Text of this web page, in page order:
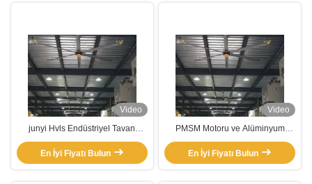
Video
junyi Hvls Endüstriyel Tavan
Ventilatörü Soğutma
Havalandırma Egzoz Ventilatörü
Pmsm Motoru ile
En İyi Fiyatı Bulun
Video
PMSM Motoru ve Alüminyum
Blades Özelliklendirmesi ile HVLS
Endüstriyel Tavan Ventilatörü
En İyi Fiyatı Bulun